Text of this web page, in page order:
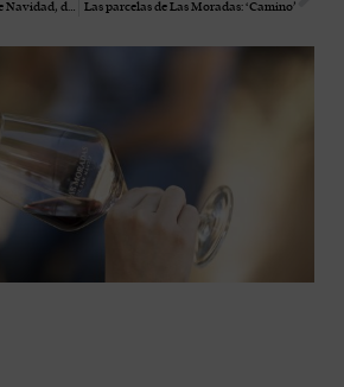
Cómo preparar la mesa de Navidad, desde la decoración, hasta las copas de vino Las parcelas de Las Moradas: ‘Camino’